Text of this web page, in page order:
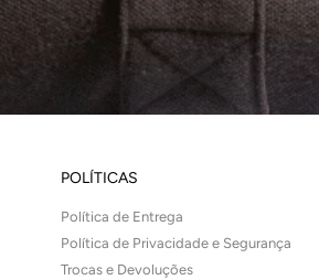
POLÍTICAS
Política de Entrega
Política de Privacidade e Segurança
Trocas e Devoluções